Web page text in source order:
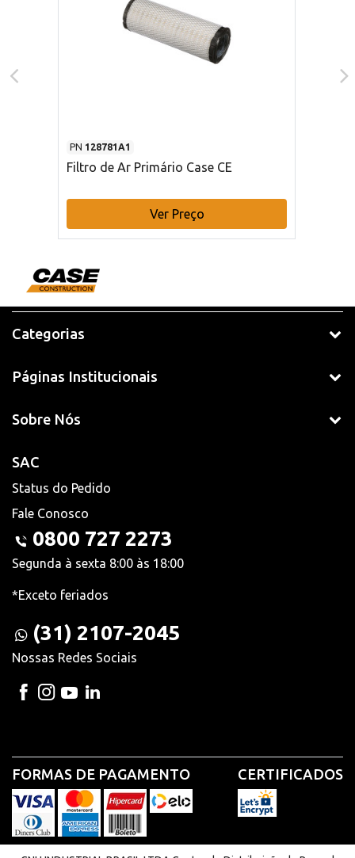
PN 128781A1
Filtro de Ar Primário Case CE
Ver Preço
Categorias
Páginas Institucionais
Sobre Nós
SAC
Status do Pedido
Fale Conosco
0800 727 2273
Segunda à sexta 8:00 às 18:00
*Exceto feriados
(31) 2107-2045
Nossas Redes Sociais
FORMAS DE PAGAMENTO CERTIFICADOS